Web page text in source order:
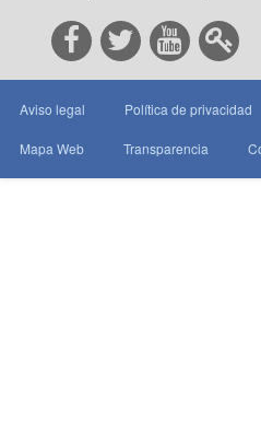
Aviso legal Política de privacidad
Mapa Web Transparencia